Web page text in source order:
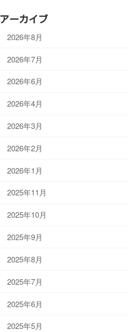
アーカイブ
2026年8月
2026年7月
2026年6月
2026年4月
2026年3月
2026年2月
2026年1月
2025年11月
2025年10月
2025年9月
2025年8月
2025年7月
2025年6月
2025年5月